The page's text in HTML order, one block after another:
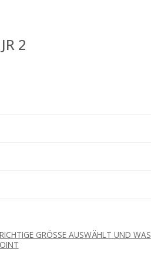
2
GRÖSSE AUSWÄHLT UND WAS